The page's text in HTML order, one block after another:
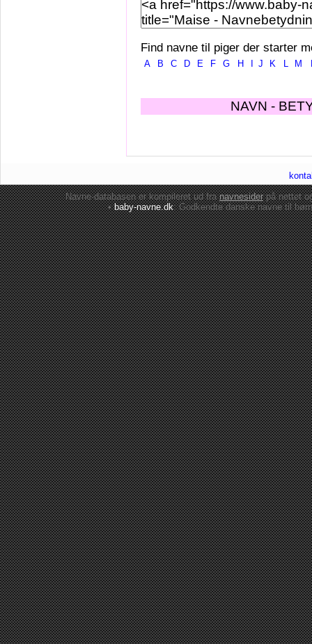
Find navne til piger der starter
A B C D E F G H J K L M
NAVN -
Navne-databasen er kompileret ud franavnesiderpå nettet
•baby-navne.dk: Godkendte danskenavne til børn